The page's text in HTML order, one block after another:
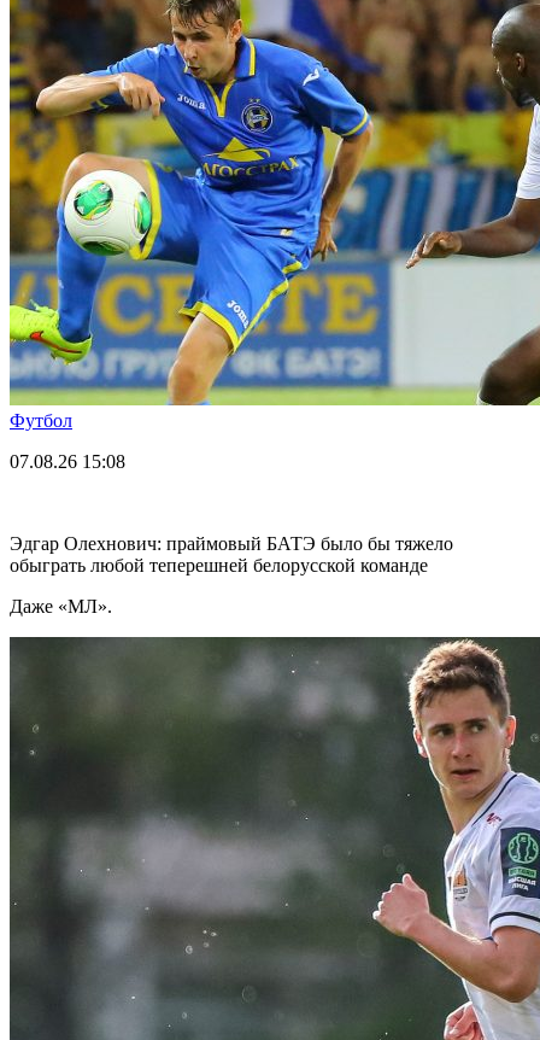
Футбол
07.08.26 15:08
Эдгар Олехнович: праймовый БАТЭ было бы тяжело
обыграть любой теперешней белорусской команде
Даже «МЛ».